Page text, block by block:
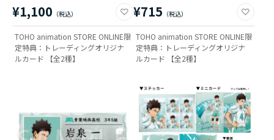
¥1,100
TOHO animation STORE ONLINE限
定特典：トレーディングオリジナ
ルカード 【全2種】
¥715
TOHO animation STORE ONLINE限
定特典：トレーディングオリジナ
ルカード 【全2種】